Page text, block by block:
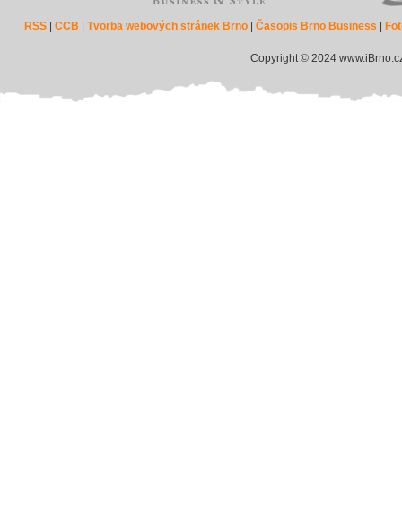
RSS |CCB |Tvorba webových stránek Brno |Časopis Brno Business
Copyright © 2024